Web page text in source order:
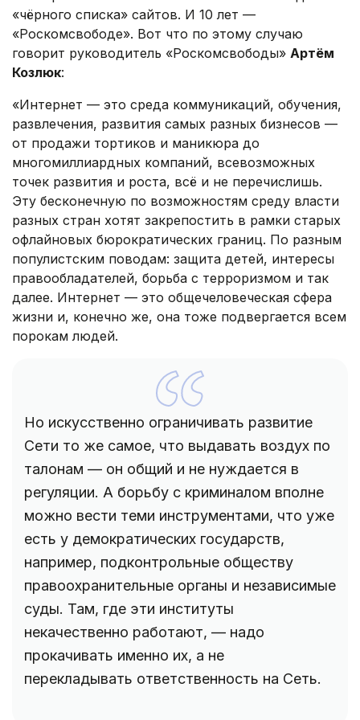
«чёрного списка» сайтов. И 10 лет —
«Роскомсвободе». Вот что по этому случаю
говорит руководитель «Роскомсвободы» Артём
Козлюк:
«Интернет — это среда коммуникаций, обучения,
развлечения, развития самых разных бизнесов —
от продажи тортиков и маникюра до
многомиллиардных компаний, всевозможных
точек развития и роста, всё и не перечислишь.
Эту бесконечную по возможностям среду власти
разных стран хотят закрепостить в рамки старых
офлайновых бюрократических границ. По разным
популистским поводам: защита детей, интересы
правообладателей, борьба с терроризмом и так
далее. Интернет — это общечеловеческая сфера
жизни и, конечно же, она тоже подвергается всем
порокам людей.
Но искусственно ограничивать развитие
Сети то же самое, что выдавать воздух по
талонам — он общий и не нуждается в
регуляции. А борьбу с криминалом вполне
можно вести теми инструментами, что уже
есть у демократических государств,
например, подконтрольные обществу
правоохранительные органы и независимые
суды. Там, где эти институты
некачественно работают, — надо
прокачивать именно их, а не
перекладывать ответственность на Сеть.